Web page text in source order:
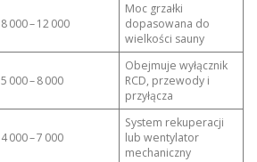
8 000 – 12 000
Moc grzałki
dopasowana do
wielkości sauny
5 000 – 8 000
Obejmuje wyłącznik
RCD, przewody i
przyłącza
4 000 – 7 000
System rekuperacji
lub wentylator
mechaniczny